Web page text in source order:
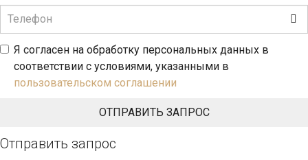
Я согласен на обработку персональных данных в
соответствии с условиями, указанными в
пользовательском соглашении
Отправить запрос